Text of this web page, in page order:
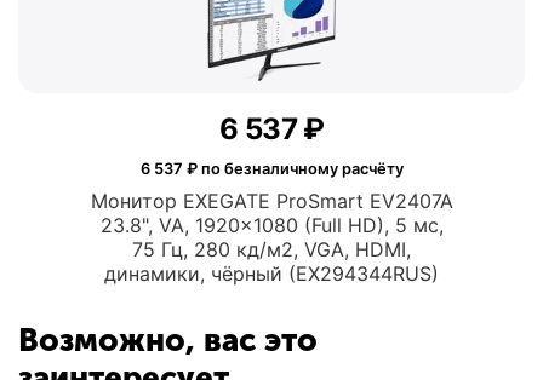
Монитор EXEGATE ProSmart EV2407A
23.8", VA, 1920x1080 (Full HD), 5 мс,
75 Гц, 280 кд/м2, VGA, HDMI,
динамики, чёрный (EX294344RUS)
6 537₽
6 537 ₽ по безналичному расчёту
Возможно, вас это